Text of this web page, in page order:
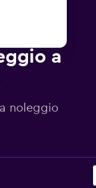
a
noleggio